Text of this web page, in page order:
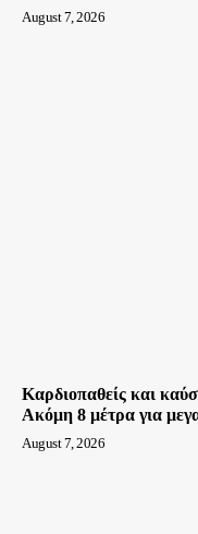
August 7, 2026
Καρδιοπαθείς και
Ακόμη 8 μέτρα για
August 7, 2026